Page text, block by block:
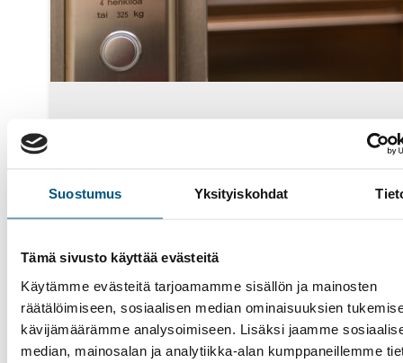
Suostumus Yksityiskohdat
Tämä sivusto käyttää evästeitä
Käytämme evästeitä tarjoamamme sisällön ja mainosten
räätälöimiseen, sosiaalisen median ominaisuuksien
kävijämäärämme analysoimiseen. Lisäksi jaamme
median, mainosalan ja analytiikka-alan kumppaneillemme
10 joulukuun, 2020
kehityksessä. Keskustelu ilmastonmuutoksesta,
jonka myötä yhä useamman yksilön ja yrityksen
muuttunut vihreämmäksi ja arvoihin lukeutuu lähes
myös vastuullisuus.